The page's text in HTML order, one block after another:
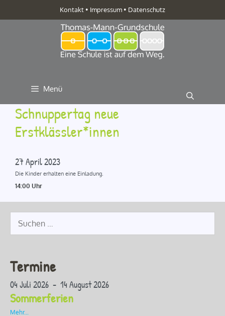
Inhalt
Kontakt • Impressum • Datenschutz
Menü
Schnuppertag neue
Erstklässler*innen
27 April 2023
Die Kinder erhalten eine Einladung.
14:00 Uhr
nach:
Termine
04 Juli 2026 - 14 August 2026
Sommerferien
Mehr...